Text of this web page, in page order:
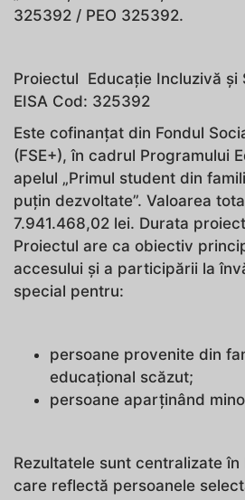
325392 / PEO 325392.
Proiectul Educație Incluzivă și
EISA Cod: 325392
Este cofinanțat din Fondul
(FSE+), în cadrul Programului
apelul „Primul student din
puțin dezvoltate”. Valoarea
7.941.468,02 lei. Durata
Proiectul are ca obiectiv
accesului și a participării la
special pentru:
persoane provenite din
educațional scăzut;
persoane aparținând
Rezultatele sunt centralizate în
care reflectă persoanele